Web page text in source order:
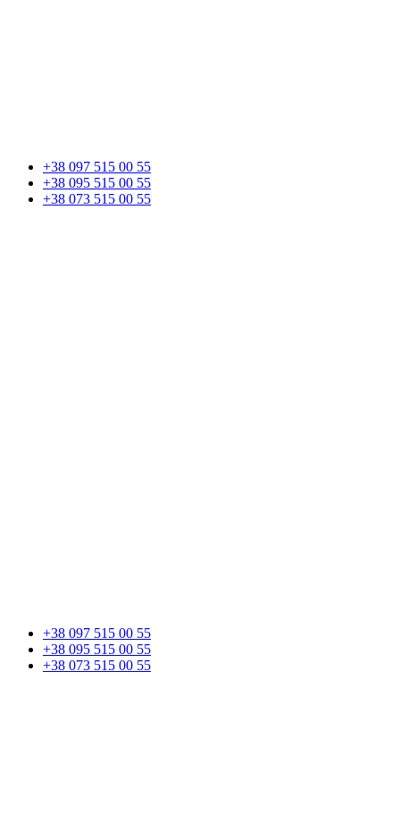
+38 097 515 00 55
+38 095 515 00 55
+38 073 515 00 55
+38 097 515 00 55
+38 095 515 00 55
+38 073 515 00 55